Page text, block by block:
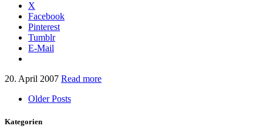
X
Facebook
Pinterest
Tumblr
E-Mail
20. April 2007 Read more
Older Posts
Kategorien